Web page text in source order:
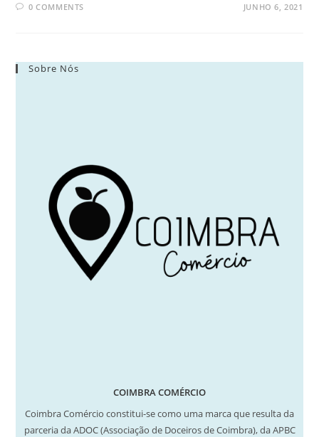
0 COMMENTS JUNHO 6, 2021
Sobre Nós
COIMBRA COMÉRCIO
Coimbra Comércio constitui-se como uma marca que resulta da
parceria da ADOC (Associação de Doceiros de Coimbra), da APBC